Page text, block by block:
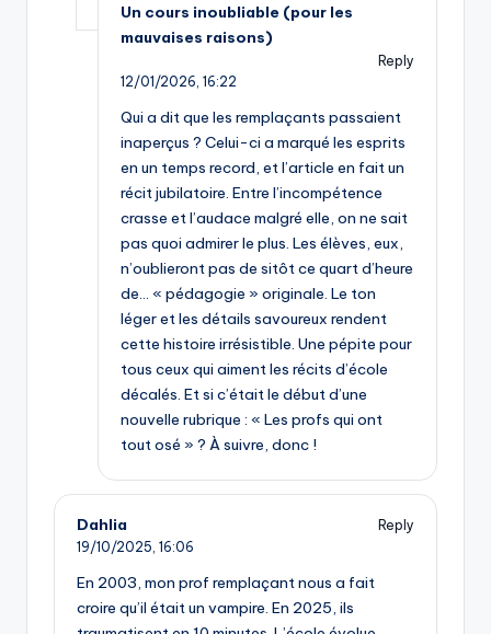
Un cours inoubliable (pour les
mauvaises raisons)
Reply
12/01/2026, 16:22
Qui a dit que les remplaçants passaient
inaperçus ? Celui-ci a marqué les esprits
en un temps record, et l’article en fait un
récit jubilatoire. Entre l’incompétence
crasse et l’audace malgré elle, on ne sait
pas quoi admirer le plus. Les élèves, eux,
n’oublieront pas de sitôt ce quart d’heure
de… « pédagogie » originale. Le ton
léger et les détails savoureux rendent
cette histoire irrésistible. Une pépite pour
tous ceux qui aiment les récits d’école
décalés. Et si c’était le début d’une
nouvelle rubrique : « Les profs qui ont
tout osé » ? À suivre, donc !
Dahlia
Reply
19/10/2025, 16:06
En 2003, mon prof remplaçant nous a fait
croire qu’il était un vampire. En 2025, ils